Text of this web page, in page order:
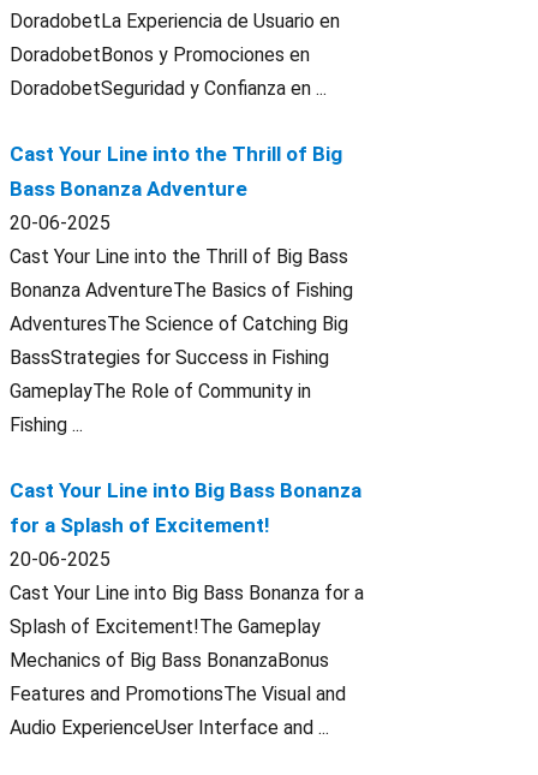
DoradobetLa Experiencia de Usuario en
DoradobetBonos y Promociones en
DoradobetSeguridad y Confianza en ...
Cast Your Line into the Thrill of Big
Bass Bonanza Adventure
20-06-2025
Cast Your Line into the Thrill of Big Bass
Bonanza AdventureThe Basics of Fishing
AdventuresThe Science of Catching Big
BassStrategies for Success in Fishing
GameplayThe Role of Community in
Fishing ...
Cast Your Line into Big Bass Bonanza
for a Splash of Excitement!
20-06-2025
Cast Your Line into Big Bass Bonanza for a
Splash of Excitement!The Gameplay
Mechanics of Big Bass BonanzaBonus
Features and PromotionsThe Visual and
Audio ExperienceUser Interface and ...